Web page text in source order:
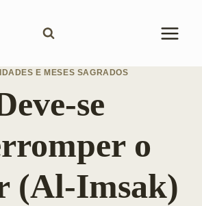
E MESES SAGRADOS
se
o
(Al-Imsak)